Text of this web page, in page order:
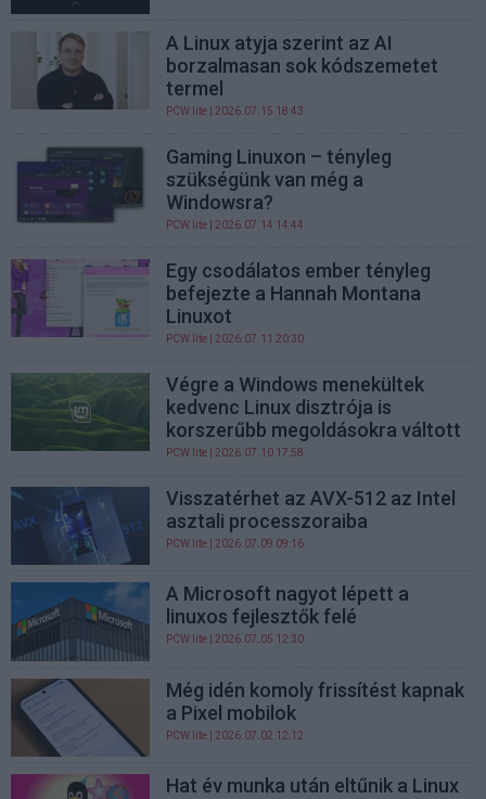
A Linux atyja szerint az AI
borzalmasan sok kódszemetet
termel
PCW.lite | 2026.07.15 18:43
Gaming Linuxon – tényleg
szükségünk van még a
Windowsra?
PCW.lite | 2026.07.14 14:44
Egy csodálatos ember tényleg
befejezte a Hannah Montana
Linuxot
PCW.lite | 2026.07.11 20:30
Végre a Windows menekültek
kedvenc Linux disztrója is
korszerűbb megoldásokra váltott
PCW.lite | 2026.07.10 17:58
Visszatérhet az AVX-512 az Intel
asztali processzoraiba
PCW.lite | 2026.07.09 09:16
A Microsoft nagyot lépett a
linuxos fejlesztők felé
PCW.lite | 2026.07.05 12:30
Még idén komoly frissítést kapnak
a Pixel mobilok
PCW.lite | 2026.07.02 12:12
Hat év munka után eltűnik a Linux